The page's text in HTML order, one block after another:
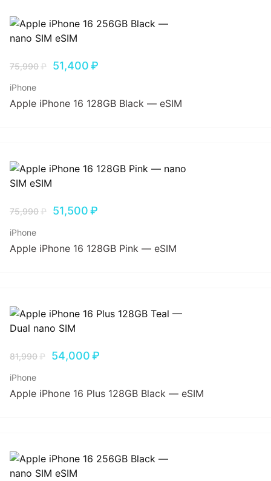
75,990₽ 51,400₽
iPhone
Apple iPhone 16 128GB Black — eSIM
75,990₽ 51,500₽
iPhone
Apple iPhone 16 128GB Pink — eSIM
81,990₽ 54,000₽
iPhone
Apple iPhone 16 Plus 128GB Black — eSIM